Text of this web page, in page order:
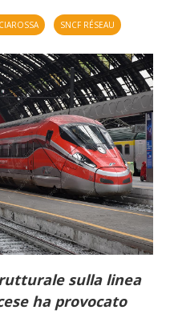
SNCF RÉSEAU
sulla linea
ha provocato